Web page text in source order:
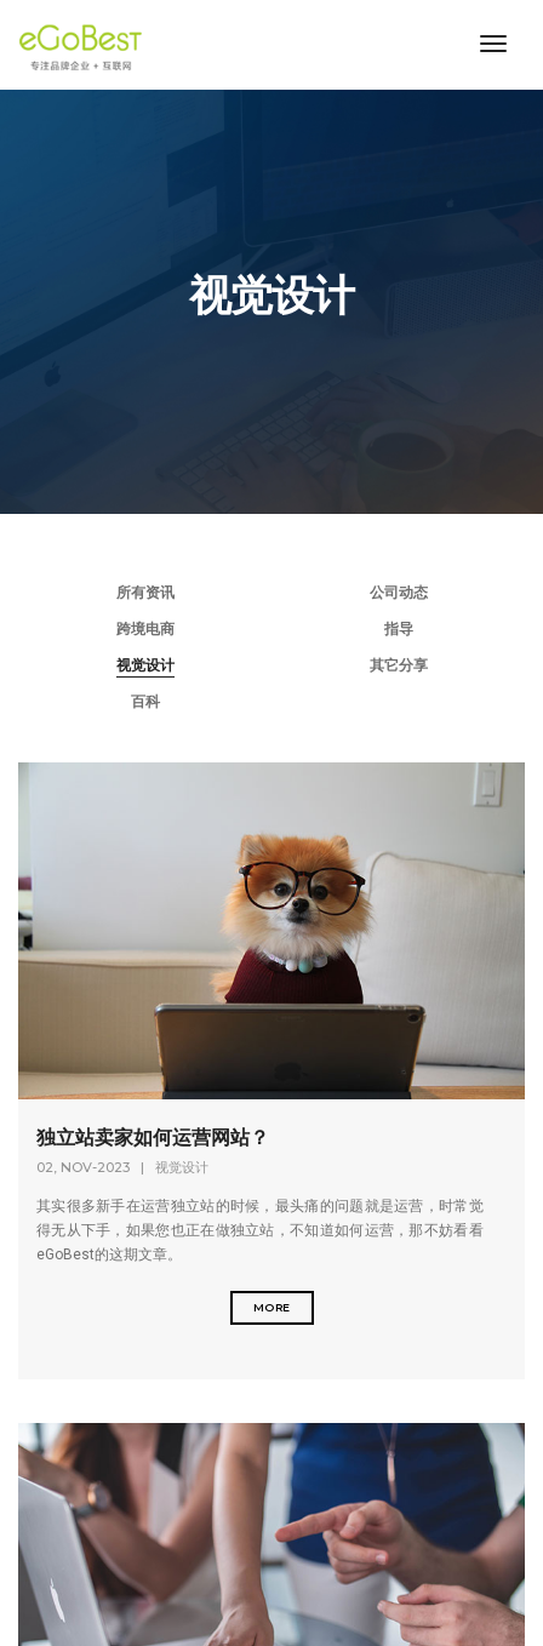
视觉设计
所有资讯
公司动态
跨境电商
指导
视觉设计
其它分享
百科
独立站卖家如何运营网站？
02, NOV-2023 | 视觉设计
其实很多新手在运营独立站的时候，最头痛的问题就是运营，时常觉
得无从下手，如果您也正在做独立站，不知道如何运营，那不妨看看
eGoBest的这期文章。
MORE